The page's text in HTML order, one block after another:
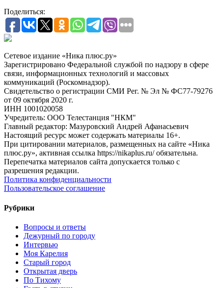
Поделиться:
Сетевое издание «Ника плюс.ру»
Зарегистрировано Федеральной службой по надзору в сфере
связи, информационных технологий и массовых
коммуникаций (Роскомнадзор).
Свидетельство о регистрации СМИ Рег. № Эл № ФС77-79276
от 09 октября 2020 г.
ИНН 1001020058
Учредитель: ООО Телестанция "НКМ"
Главный редактор: Мазуровский Андрей Афанасьевич
Настоящий ресурс может содержать материалы 16+.
При цитировании материалов, размещенных на сайте «Ника
плюс.ру», активная ссылка https://nikaplus.ru/ обязательна.
Перепечатка материалов сайта допускается только с
разрешения редакции.
Политика конфиденциальности
Пользовательское соглашение
Рубрики
Вопросы и ответы
Дежурный по городу
Интервью
Моя Карелия
Старый город
Открытая дверь
По Тихому